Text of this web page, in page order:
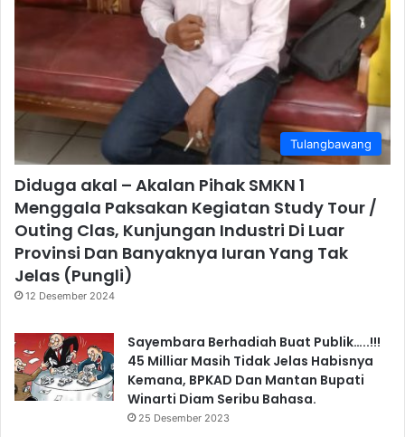
Tulangbawang
Diduga akal – Akalan Pihak SMKN 1
Menggala Paksakan Kegiatan Study Tour /
Outing Clas, Kunjungan Industri Di Luar
Provinsi Dan Banyaknya Iuran Yang Tak
Jelas (Pungli)
12 Desember 2024
Sayembara Berhadiah Buat Publik…..!!!
45 Milliar Masih Tidak Jelas Habisnya
Kemana, BPKAD Dan Mantan Bupati
Winarti Diam Seribu Bahasa.
25 Desember 2023